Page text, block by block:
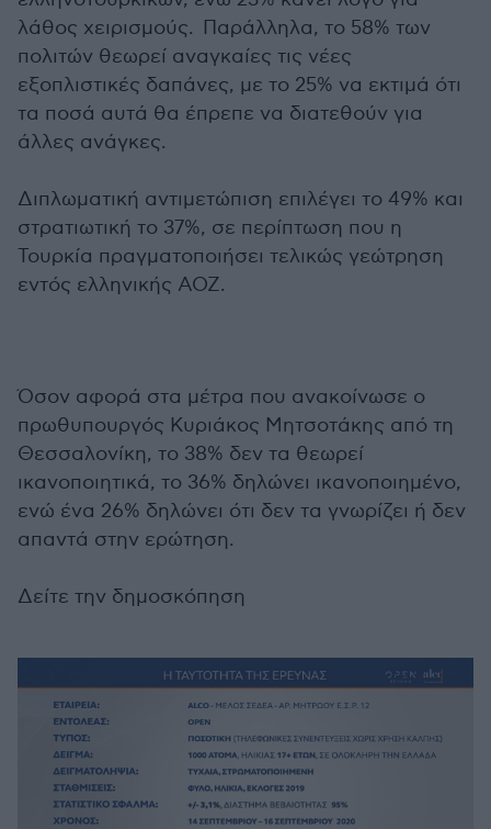
λάθος χειρισμούς. Παράλληλα, το 58% των
πολιτών θεωρεί αναγκαίες τις νέες
εξοπλιστικές δαπάνες, με το 25% να εκτιμά ότι
τα ποσά αυτά θα έπρεπε να διατεθούν για
άλλες ανάγκες.
Διπλωματική αντιμετώπιση επιλέγει το 49% και
στρατιωτική το 37%, σε περίπτωση που η
Τουρκία πραγματοποιήσει τελικώς γεώτρηση
εντός ελληνικής ΑΟΖ.
Όσον αφορά στα μέτρα που ανακοίνωσε ο
πρωθυπουργός Κυριάκος Μητσοτάκης από τη
Θεσσαλονίκη, το 38% δεν τα θεωρεί
ικανοποιητικά, το 36% δηλώνει ικανοποιημένο,
ενώ ένα 26% δηλώνει ότι δεν τα γνωρίζει ή δεν
απαντά στην ερώτηση.
Δείτε την δημοσκόπηση